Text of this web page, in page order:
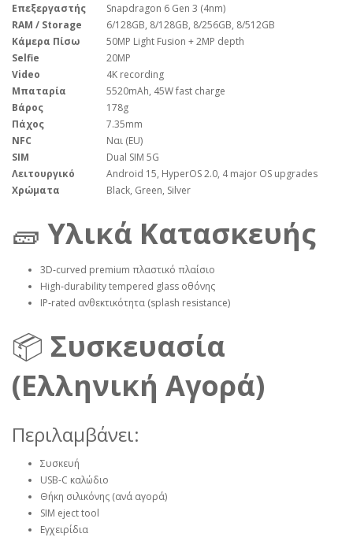
Επεξεργαστής
Snapdragon 6 Gen 3 (4nm)
RAM / Storage
6/128GB, 8/128GB, 8/256GB, 8/512GB
Κάμερα Πίσω
50MP Light Fusion + 2MP depth
Selfie
20MP
Video
4K recording
Μπαταρία
5520mAh, 45W fast charge
Βάρος
178g
Πάχος
7.35mm
NFC
Ναι (EU)
SIM
Dual SIM 5G
Λειτουργικό
Android 15, HyperOS 2.0, 4 major OS upgrades
Χρώματα
Black, Green, Silver
🧱 Υλικά Κατασκευής
3D‑curved premium πλαστικό πλαίσιο
High‑durability tempered glass οθόνης
IP‑rated ανθεκτικότητα (splash resistance)
📦 Συσκευασία
(Ελληνική Αγορά)
Περιλαμβάνει:
Συσκευή
USB‑C καλώδιο
Θήκη σιλικόνης (ανά αγορά)
SIM eject tool
Εγχειρίδια